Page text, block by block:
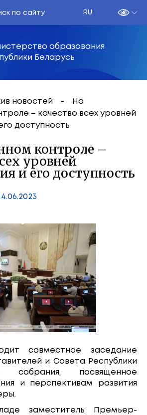
RU
образования
Беларусь
новостей
На
– качество всех уровней
доступность
контроле –
уровней
и его доступность
совместное заседание
и Совета Республики
собрания, посвященное
и перспективам развития
заместитель Премьер-